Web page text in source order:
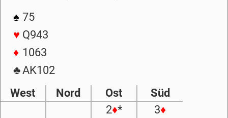
♠ 75
♥ Q943
♦ 1063
♣AK102
West
Nord Ost
Süd
2♦* 3♦